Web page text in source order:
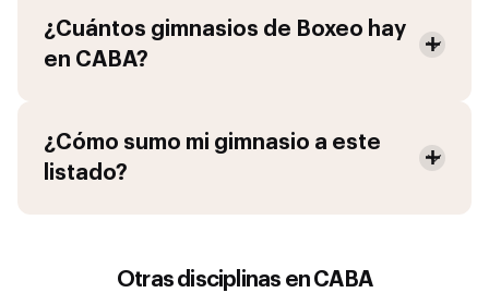
¿Cuántos gimnasios de Boxeo hay
en CABA?
¿Cómo sumo mi gimnasio a este
listado?
Otras disciplinas en CABA